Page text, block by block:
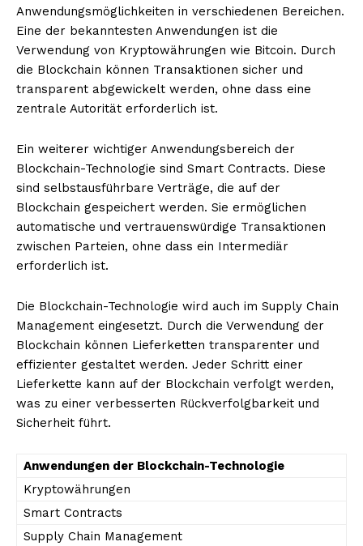
Anwendungsmöglichkeiten in verschiedenen Bereichen.
Eine der bekanntesten Anwendungen ist die
Verwendung von Kryptowährungen wie Bitcoin. Durch
die Blockchain können Transaktionen sicher und
transparent abgewickelt werden, ohne dass eine
zentrale Autorität erforderlich ist.
Ein weiterer wichtiger Anwendungsbereich der
Blockchain-Technologie sind Smart Contracts. Diese
sind selbstausführbare Verträge, die auf der
Blockchain gespeichert werden. Sie ermöglichen
automatische und vertrauenswürdige Transaktionen
zwischen Parteien, ohne dass ein Intermediär
erforderlich ist.
Die Blockchain-Technologie wird auch im Supply Chain
Management eingesetzt. Durch die Verwendung der
Blockchain können Lieferketten transparenter und
effizienter gestaltet werden. Jeder Schritt einer
Lieferkette kann auf der Blockchain verfolgt werden,
was zu einer verbesserten Rückverfolgbarkeit und
Sicherheit führt.
Anwendungen der Blockchain-Technologie
Kryptowährungen
Smart Contracts
Supply Chain Management